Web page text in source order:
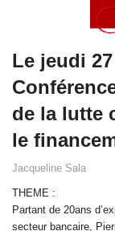
Le jeudi
de la lutte
le
Jacqueline Sala
THEME :
Partant de 20ans
secteur bancaire,